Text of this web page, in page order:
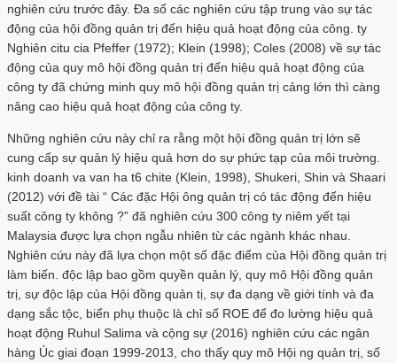
nghiên cứu trước đây. Đa số các nghiên cứu tập trung vào sự tác
động của hội đồng quản trị đến hiệu quả hoạt động của công. ty
Nghiên citu cia Pfeffer (1972); Klein (1998); Coles (2008) về sự tác
động của quy mô hội đồng quản trị đến hiệu quả hoạt động của
công ty đã chứng minh quy mô hội đồng quản trị cảng lớn thì càng
nâng cao hiệu quả hoạt động của công ty.
Những nghiên cứu này chỉ ra rằng một hội đồng quản trị lớn sẽ
cung cấp sự quản lý hiệu quả hơn do sự phức tạp của môi trường.
kinh doanh va van ha t6 chite (Klein, 1998), Shukeri, Shin và Shaari
(2012) với đề tài “ Các đặc Hội ông quản trị có tác động đến hiệu
suất công ty không ?” đã nghiên cứu 300 công ty niêm yết tại
Malaysia được lựa chọn ngẫu nhiên từ các ngành khác nhau.
Nghiên cứu này đã lựa chọn một số đặc điểm của Hội đồng quản trị
làm biến. độc lập bao gồm quyền quản lý, quy mô Hội đồng quản
trị, sự độc lập của Hội đồng quản tị, sự đa dạng về giới tính và đa
dạng sắc tộc, biển phụ thuộc là chỉ số ROE để đo lường hiệu quả
hoạt động Ruhul Salima và cộng sự (2016) nghiên cứu các ngân
hàng Úc giai đoạn 1999-2013, cho thấy quy mô Hội ng quản trị, số